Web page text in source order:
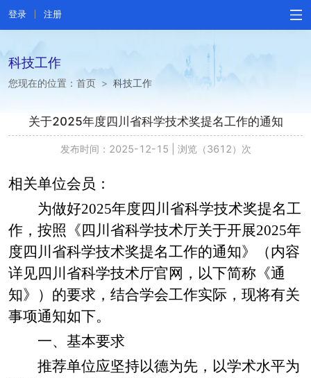
登录 注册
科技工作
您现在的位置： 首页 > 科技工作
关于2025年度四川省科学技术奖提名工作的通知
发布时间：2025-12-15 浏览（3612）次
相关单位会员：
为做好2025年度四川省科学技术奖提名工
作，按照《四川省科学技术厅关于开展2025年
度四川省科学技术奖提名工作的通知》（内容
详见四川省科学技术厅官网，以下简称《通
知》）的要求，结合学会工作实际，现将有关
事项通知如下。
一、基本要求
推荐单位应坚持以德为先，以学术水平为